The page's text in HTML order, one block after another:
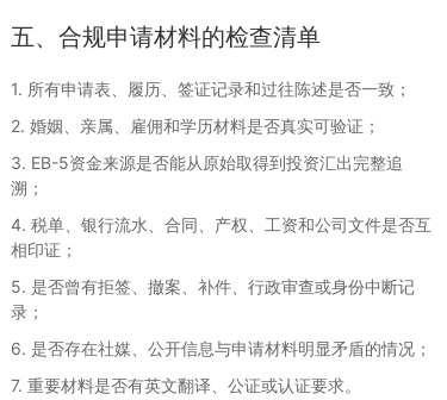
五、合规申请材料的检查清单
1. 所有申请表、履历、签证记录和过往陈述是否一致；
2. 婚姻、亲属、雇佣和学历材料是否真实可验证；
3. EB-5资金来源是否能从原始取得到投资汇出完整追
溯；
4. 税单、银行流水、合同、产权、工资和公司文件是否互
相印证；
5. 是否曾有拒签、撤案、补件、行政审查或身份中断记
录；
6. 是否存在社媒、公开信息与申请材料明显矛盾的情况；
7. 重要材料是否有英文翻译、公证或认证要求。